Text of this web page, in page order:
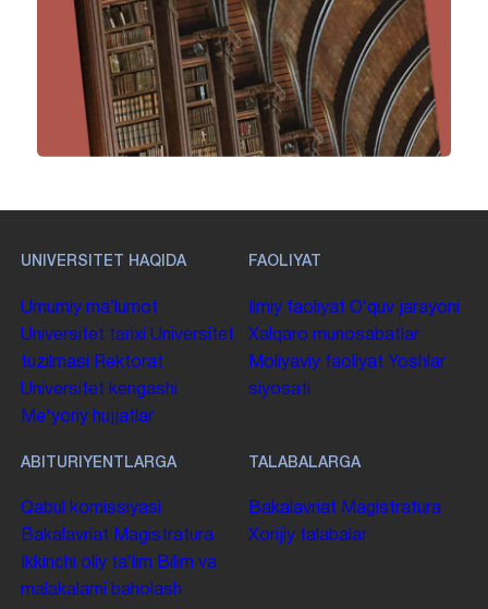
UNIVERSITET HAQIDA
Umumiy maʼlumot
Universitet tarixi Universitet
tuzilmasi Rektorat
Universitet kengashi
Me'yoriy hujjatlar
FAOLIYAT
Ilmiy faoliyat Oʻquv jarayoni
Xalqaro munosabatlar
Moliyaviy faoliyat Yoshlar
siyosati
ABITURIYENTLARGA
Qabul komissiyasi
Bakalavriat Magistratura
Ikkinchi oliy taʼlim Bilim va
malakalarni baholash
TALABALARGA
Bakalavriat Magistratura
Xorijiy talabalar